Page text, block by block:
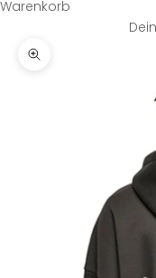
Warenkorb
Bild vergrößern